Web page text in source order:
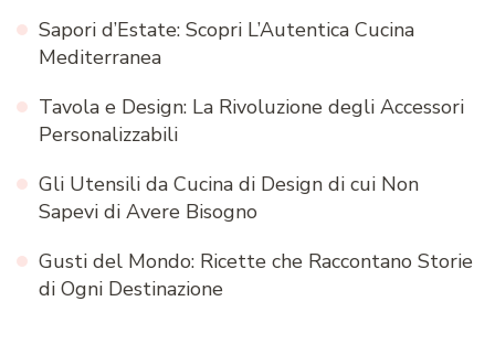
Sapori d’Estate: Scopri L’Autentica Cucina
Mediterranea
Tavola e Design: La Rivoluzione degli Accessori
Personalizzabili
Gli Utensili da Cucina di Design di cui Non
Sapevi di Avere Bisogno
Gusti del Mondo: Ricette che Raccontano Storie
di Ogni Destinazione